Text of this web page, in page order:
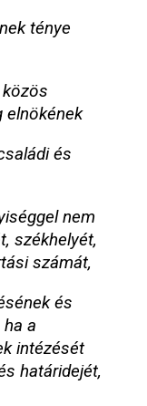
ténye
elnökének
és
nem
székhelyét,
számát,
és
a
intézését
határidejét,